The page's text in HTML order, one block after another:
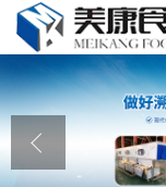
公司首页
公司动态